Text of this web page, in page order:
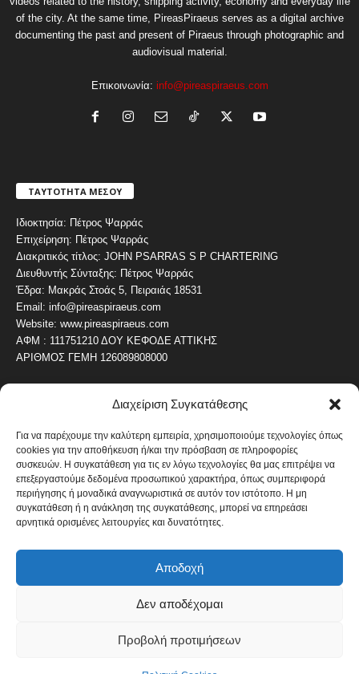
Διαχείριση Συγκατάθεσης
Για να παρέχουμε την καλύτερη εμπειρία, χρησιμοποιούμε τεχνολογίες όπως
cookies για την αποθήκευση ή/και την πρόσβαση σε πληροφορίες
συσκευών. Η συγκατάθεση για τις εν λόγω τεχνολογίες θα μας επιτρέψει να
επεξεργαστούμε δεδομένα προσωπικού χαρακτήρα, όπως συμπεριφορά
περιήγησης ή μοναδικά αναγνωριστικά σε αυτόν τον ιστότοπο. Η μη
συγκατάθεση ή η ανάκληση της συγκατάθεσης, μπορεί να επηρεάσει
αρνητικά ορισμένες λειτουργίες και δυνατότητες.
Αποδοχή
Δεν αποδέχομαι
Προβολή προτιμήσεων
of the city. At the same time, PireasPiraeus serves as a digital archive
documenting the past and present of Piraeus through photographic and
audiovisual material.
Επικοινωνία: info@pireaspiraeus.com
ΤΑΥΤΟΤΗΤΑ ΜΕΣΟΥ
Ιδιοκτησία: Πέτρος Ψαρράς
Επιχείρηση: Πέτρος Ψαρράς
Διακριτικός τίτλος: JOHN PSARRAS S P CHARTERING
Διευθυντής Σύνταξης: Πέτρος Ψαρράς
Έδρα: Μακράς Στοάς 5, Πειραιάς 18531
Email: info@pireaspiraeus.com
Website: www.pireaspiraeus.com
ΑΦΜ : 111751210 ΔΟΥ ΚΕΦΟΔΕ ΑΤΤΙΚΗΣ
ΑΡΙΘΜΟΣ ΓΕΜΗ 126089808000
ΔΗΜΟΦΙΛΗ ΚΑΤΗΓΟΡΙΑ
ΝΕΑ ΤΟΥ ΠΕΙΡΑΙΑ 4486
ΟΛΥΜΠΙΑΚΟΣ
ΑΛΛΑ ΚΟΙΝΩΝΙΚΑ
ΕΙΔΗΣΕΙΣ ΝΑΥΤΙΛΙΑ
ΟΙΚΟΝΟΜΙΚΑ
ΚΑΛΛΙΤΕΧΝΙΚΑ 822